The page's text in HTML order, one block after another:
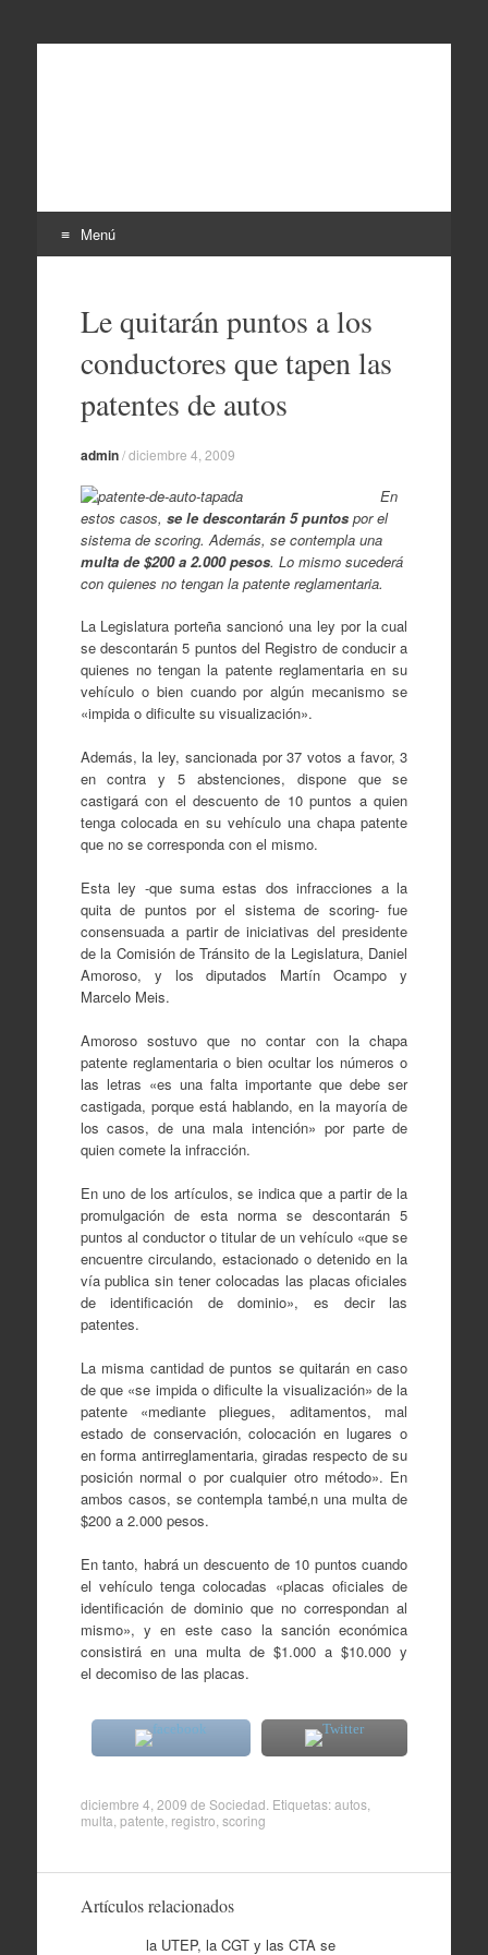
Menú
contenidoLe quitarán puntos a los
conductores que tapen las
patentes de autos
admin/diciembre 4, 2009
En
estos casos, se le descontarán 5 puntos por el
sistema de scoring. Además, se contempla una
multa de $200 a 2.000 pesos. Lo mismo sucederá
con quienes no tengan la patente reglamentaria.
La Legislatura porteña sancionó una ley por la cual
se descontarán 5 puntos del Registro de conducir a
quienes no tengan la patente reglamentaria en su
vehículo o bien cuando por algún mecanismo se
«impida o dificulte su visualización».
Además, la ley, sancionada por 37 votos a favor, 3
en contra y 5 abstenciones, dispone que se
castigará con el descuento de 10 puntos a quien
tenga colocada en su vehículo una chapa patente
que no se corresponda con el mismo.
Esta ley -que suma estas dos infracciones a la
quita de puntos por el sistema de scoring- fue
consensuada a partir de iniciativas del presidente
de la Comisión de Tránsito de la Legislatura, Daniel
Amoroso, y los diputados Martín Ocampo y
Marcelo Meis.
Amoroso sostuvo que no contar con la chapa
patente reglamentaria o bien ocultar los números o
las letras «es una falta importante que debe ser
castigada, porque está hablando, en la mayoría de
los casos, de una mala intención» por parte de
quien comete la infracción.
En uno de los artículos, se indica que a partir de la
promulgación de esta norma se descontarán 5
puntos al conductor o titular de un vehículo «que se
encuentre circulando, estacionado o detenido en la
vía publica sin tener colocadas las placas oficiales
de identificación de dominio», es decir las
patentes.
La misma cantidad de puntos se quitarán en caso
de que «se impida o dificulte la visualización» de la
patente «mediante pliegues, aditamentos, mal
estado de conservación, colocación en lugares o
en forma antirreglamentaria, giradas respecto de su
posición normal o por cualquier otro método». En
ambos casos, se contempla també‚n una multa de
$200 a 2.000 pesos.
En tanto, habrá un descuento de 10 puntos cuando
el vehículo tenga colocadas «placas oficiales de
identificación de dominio que no correspondan al
mismo», y en este caso la sanción económica
consistirá en una multa de $1.000 a $10.000 y
el decomiso de las placas.
diciembre 4, 2009 de Sociedad . Etiquetas:autos,
multa patente registro scoring
Artículos relacionados
la UTEP, la CGT y las CTA se